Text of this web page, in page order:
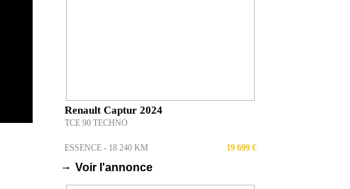
Renault Captur 2024
TCE 90 TECHNO
ESSENCE - 18 240 KM 19 699 €
→ Voir l'annonce